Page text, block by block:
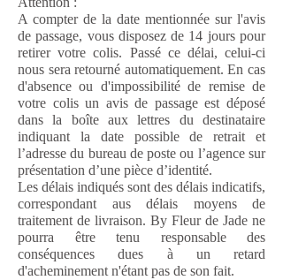
A compter de la date mentionnée sur l'avis
de passage, vous disposez de 14 jours pour
retirer votre colis. Passé ce délai, celui-ci
nous sera retourné automatiquement. En cas
d'absence ou d'impossibilité de remise de
votre colis un avis de passage est déposé
dans la boîte aux lettres du destinataire
indiquant la date possible de retrait et
l’adresse du bureau de poste ou l’agence sur
présentation d’une pièce d’identité.
Les délais indiqués sont des délais indicatifs,
correspondant aus délais moyens de
traitement de livraison. By Fleur de Jade ne
pourra être tenu responsable des
conséquences dues à un retard
d'acheminement n'étant pas de son fait.